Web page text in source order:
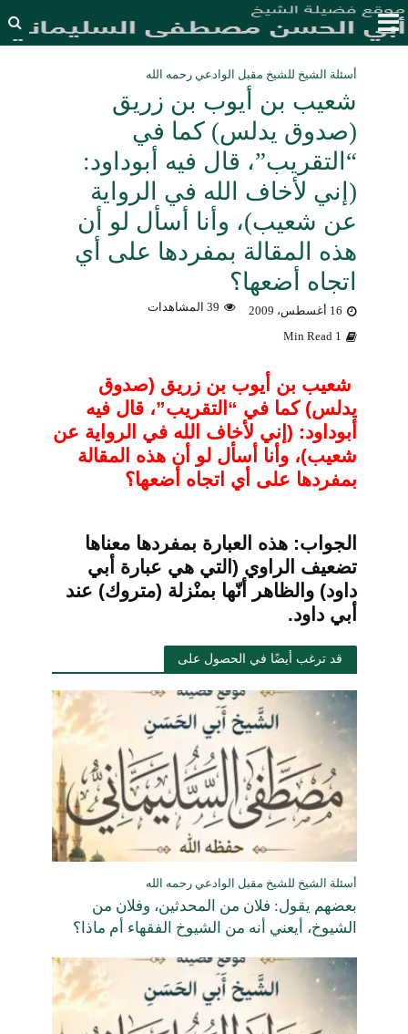
أسئلة الشيخ للشيخ مقبل الوادعي رحمه الله
شعيب بن أيوب بن زريق
(صدوق يدلس) كما في
“التقريب”، قال فيه أبوداود:
(إني لأخاف الله في الرواية
عن شعيب)، وأنا أسأل لو أن
هذه المقالة بمفردها على أي
اتجاه أضعها؟
16 أغسطس، 2009 39 المشاهدات
1 Min Read
شعيب بن أيوب بن زريق (صدوق
يدلس) كما في “التقريب”، قال فيه
أبوداود: (إني لأخاف الله في الرواية عن
شعيب)، وأنا أسأل لو أن هذه المقالة
بمفردها على أي اتجاه أضعها؟
الجواب: هذه العبارة بمفردها معناها
تضعيف الراوي (التي هي عبارة أبي
داود) والظاهر أنّها بمنْزلة (متروك) عند
أبي داود.
قد ترغب أيضًا في الحصول على
أسئلة الشيخ للشيخ مقبل الوادعي رحمه الله
بعضهم يقول: فلان من المحدثين، وفلان من
الشيوخ، أيعني أنه من الشيوخ الفقهاء أم ماذا؟